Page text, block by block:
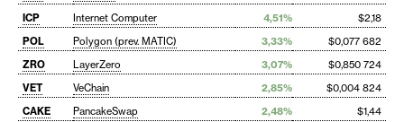
ICP
Internet Computer 4,51%
$2,18
POL
Polygon (prev. MATIC) 3,33%
$0,077 682
ZRO
LayerZero 3,07%
$0,850 724
VET
VeChain 2,85%
$0,004 824
CAKE
PancakeSwap 2,48% $1,44